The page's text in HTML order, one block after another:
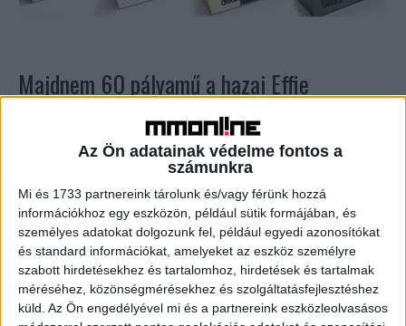
Az Ön adatainak védelme fontos a
számunkra
Mi és 1733 partnereink tárolunk és/vagy férünk hozzá
információkhoz egy eszközön, például sütik formájában, és
személyes adatokat dolgozunk fel, például egyedi azonosítókat
és standard információkat, amelyeket az eszköz személyre
szabott hirdetésekhez és tartalomhoz, hirdetések és tartalmak
méréséhez, közönségmérésekhez és szolgáltatásfejlesztéshez
küld. Az Ön engedélyével mi és a partnereink eszközleolvasásos
Majdnem 60 pályamű a hazai Effie
2024. október 28.
Idén 59 sikeres pályamű jutott a döntőbe a nemzetközi
Effie standard szerinti kétfordulós zsűrizés
eredményeként. Ezek a pályaművek 25 kategóriában
versenyeznek a Bronz, Ezüst,...